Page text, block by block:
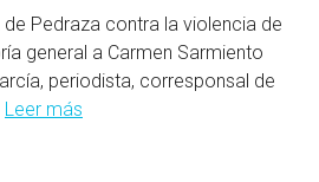
Pedraza contra la violencia de
general a Carmen Sarmiento
periodista, corresponsal de
Leer más